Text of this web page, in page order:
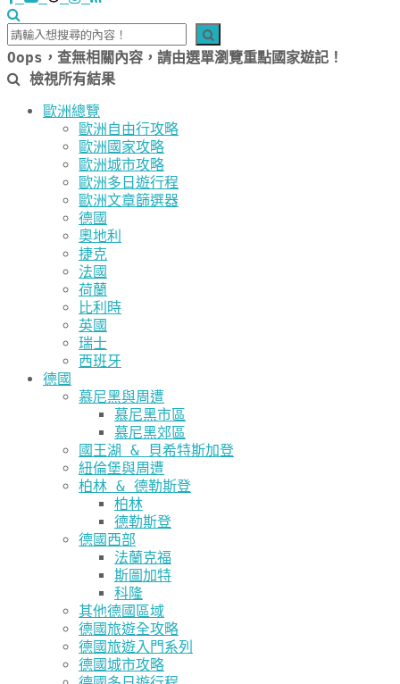
Oops，查無相關內容，請由選單瀏覽重點國家遊記！
檢視所有結果
歐洲總覽
歐洲自由行攻略
歐洲國家攻略
歐洲城市攻略
歐洲多日遊行程
歐洲文章篩選器
德國
奧地利
捷克
法國
荷蘭
比利時
英國
瑞士
西班牙
德國
慕尼黑與周遭
慕尼黑市區
慕尼黑郊區
國王湖 & 貝希特斯加登
紐倫堡與周遭
柏林 & 德勒斯登
柏林
德勒斯登
德國西部
法蘭克福
斯圖加特
科隆
其他德國區域
德國旅遊全攻略
德國旅遊入門系列
德國城市攻略